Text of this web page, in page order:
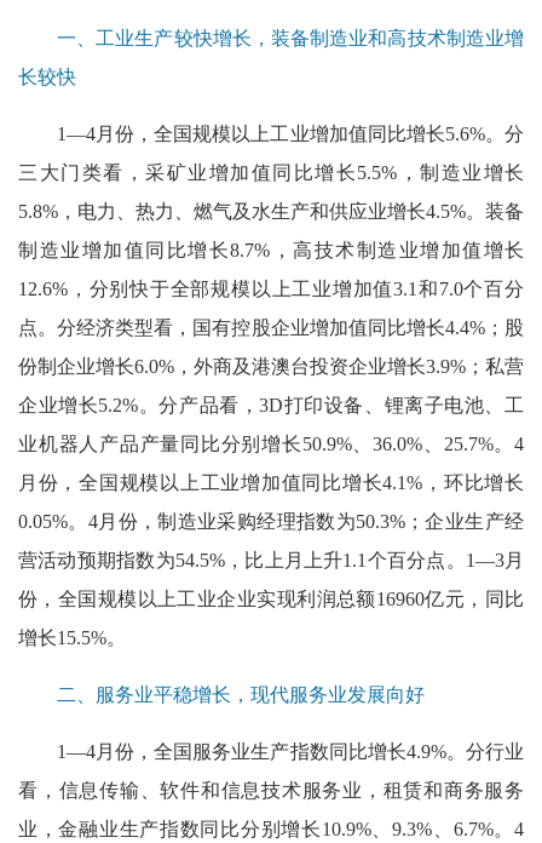
一、工业生产较快增长，装备制造业和高技术制造业增
长较快
1—4月份，全国规模以上工业增加值同比增长5.6%。分
三大门类看，采矿业增加值同比增长5.5%，制造业增长
5.8%，电力、热力、燃气及水生产和供应业增长4.5%。装备
制造业增加值同比增长8.7%，高技术制造业增加值增长
12.6%，分别快于全部规模以上工业增加值3.1和7.0个百分
点。分经济类型看，国有控股企业增加值同比增长4.4%；股
份制企业增长6.0%，外商及港澳台投资企业增长3.9%；私营
企业增长5.2%。分产品看，3D打印设备、锂离子电池、工
业机器人产品产量同比分别增长50.9%、36.0%、25.7%。4
月份，全国规模以上工业增加值同比增长4.1%，环比增长
0.05%。4月份，制造业采购经理指数为50.3%；企业生产经
营活动预期指数为54.5%，比上月上升1.1个百分点。1—3月
份，全国规模以上工业企业实现利润总额16960亿元，同比
增长15.5%。
二、服务业平稳增长，现代服务业发展向好
1—4月份，全国服务业生产指数同比增长4.9%。分行业
看，信息传输、软件和信息技术服务业，租赁和商务服务
业，金融业生产指数同比分别增长10.9%、9.3%、6.7%。4